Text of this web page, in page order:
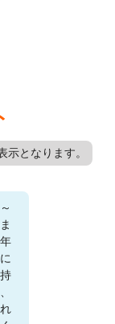
となります。